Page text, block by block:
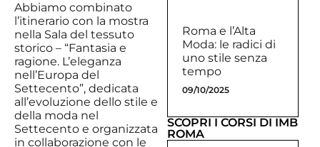
Abbiamo combinato
l’itinerario con la mostra
nella Sala del tessuto
storico – “Fantasia e
ragione. L’eleganza
nell’Europa del
Settecento”, dedicata
all’evoluzione dello stile e
della moda nel
Settecento e organizzata
in collaborazione con le
Roma e l’Alta
Moda: le radici di
uno stile senza
tempo
09/10/2025
SCOPRI I CORSI DI IMB
ROMA